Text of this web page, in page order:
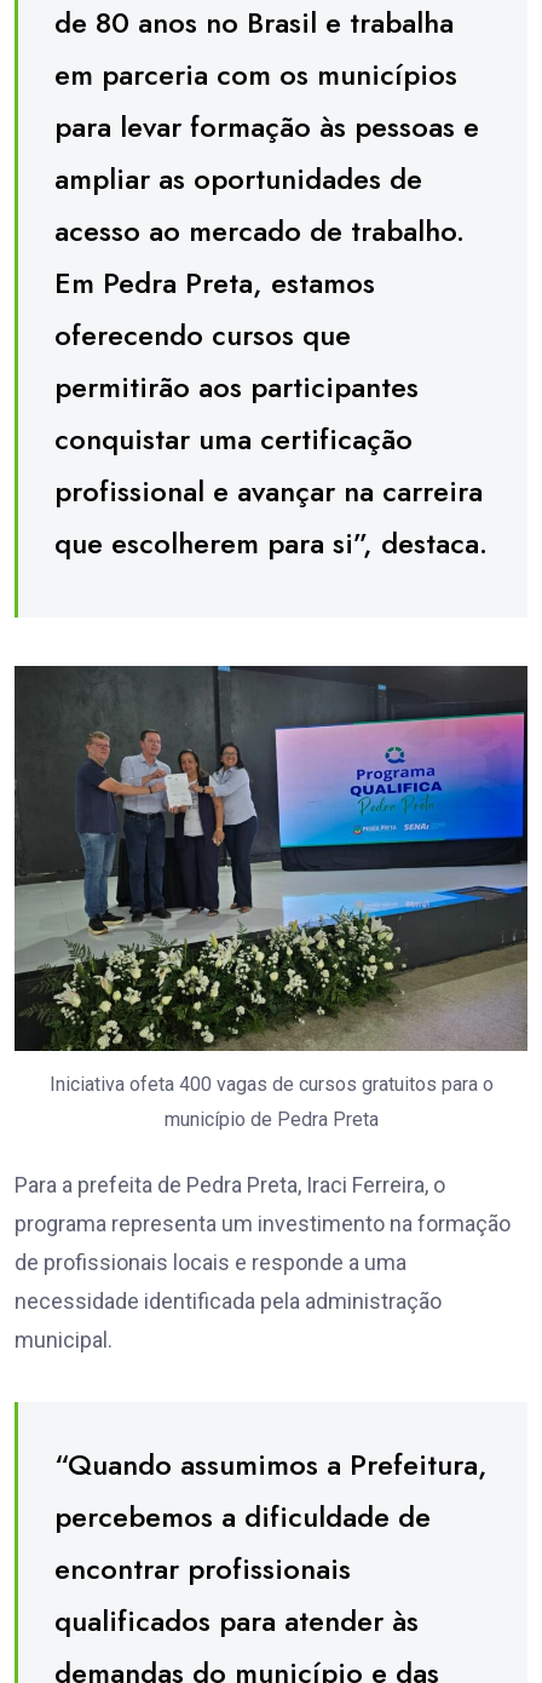
de 80 anos no Brasil e trabalha
em parceria com os municípios
para levar formação às pessoas e
ampliar as oportunidades de
acesso ao mercado de trabalho.
Em Pedra Preta, estamos
oferecendo cursos que
permitirão aos participantes
conquistar uma certificação
profissional e avançar na carreira
que escolherem para si”, destaca.
Iniciativa ofeta 400 vagas de cursos gratuitos para o
município de Pedra Preta
Para a prefeita de Pedra Preta, Iraci Ferreira, o
programa representa um investimento na formação
de profissionais locais e responde a uma
necessidade identificada pela administração
municipal.
“Quando assumimos a Prefeitura,
percebemos a dificuldade de
encontrar profissionais
qualificados para atender às
demandas do município e das